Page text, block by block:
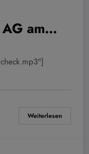
am
Weiterlesen